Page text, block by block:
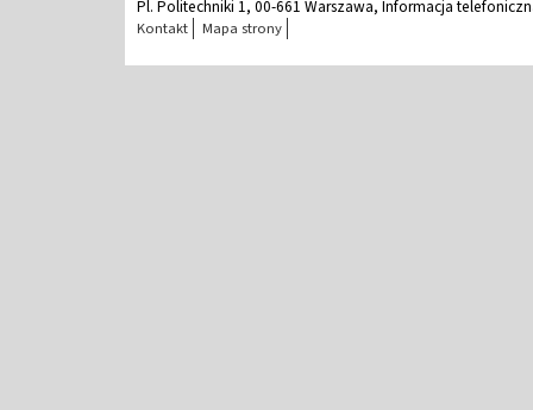
Pl. Politechniki 1, 00-661 Warszawa, Informacja
Kontakt Mapa strony